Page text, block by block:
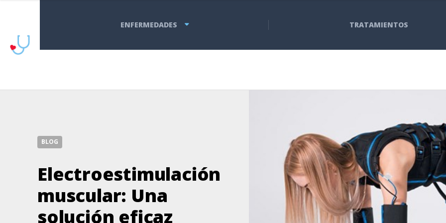
ENFERMEDADES TRATAMIENTOS
BLOG
Electroestimulación
muscular: Una
solución eficaz